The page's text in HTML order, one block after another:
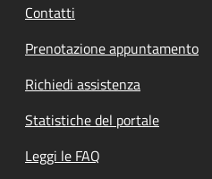
Contatti
Prenotazione appuntamento
Richiedi assistenza
Statistiche del portale
Leggi le FAQ